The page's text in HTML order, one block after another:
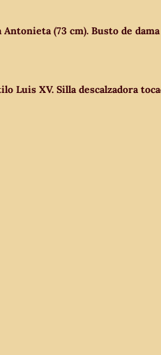
(73 cm). Busto de
Luis XV. Silla descalzadora